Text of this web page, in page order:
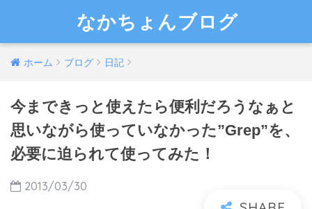
なかちょんブログ
ホーム ブログ 日記
今まできっと使えたら便利だろうなぁと
思いながら使っていなかった”Grep”を、
必要に迫られて使ってみた！
2013/03/30